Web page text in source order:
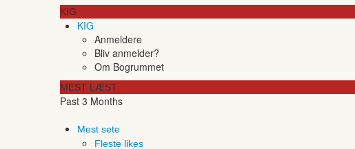
KIG
KIG
Anmeldere
Bliv anmelder?
Om Bogrummet
MEST LÆST
Past 3 Months
Mest sete
Fleste likes